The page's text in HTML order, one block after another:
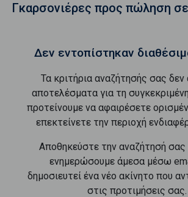
Γκαρσονιέρες προς πώληση
Δεν εντοπίστηκαν
Τα κριτήρια αναζήτησής σας
αποτελέσματα για τη
προτείνουμε να αφαιρέσετε
επεκτείνετε την περιοχή
Αποθηκεύστε την αναζήτησή σας
ενημερώσουμε άμεσα μέσω
δημοσιευτεί ένα νέο ακίνητο που
στις προτιμήσεις σας.